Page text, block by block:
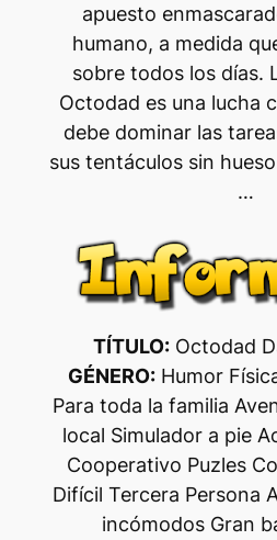
apuesto
humano, a medida
sobre todos los días.
Octodad es una lucha
debe dominar las
sus tentáculos sin
…
TÍTULO: Octodad
GÉNERO: Humor
Para toda la familia
local Simulador a pie
Cooperativo Puzles
Difícil Tercera Persona
incómodos Gran